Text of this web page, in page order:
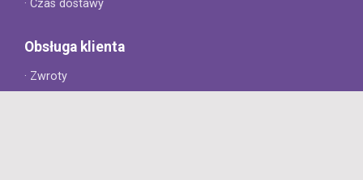
· Czas dostawy
Obsługa klienta
· Zwroty